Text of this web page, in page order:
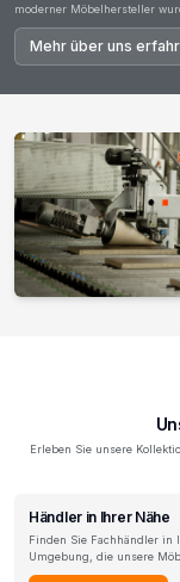
moderner Möbelhersteller
Mehr über uns
Erleben Sie unsere
Händler in Ihrer Nähe
Finden Sie Fachhändler in
Umgebung, die unsere